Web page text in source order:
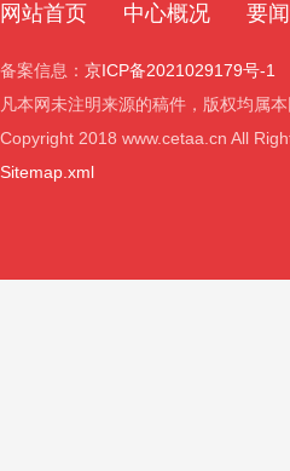
网站首页 中心概况 要
备案信息： 京ICP备2021029179号-1
凡本网未注明来源的稿件，版权均属
Copyright 2018 www.cetaa.cn All
Sitemap.xml